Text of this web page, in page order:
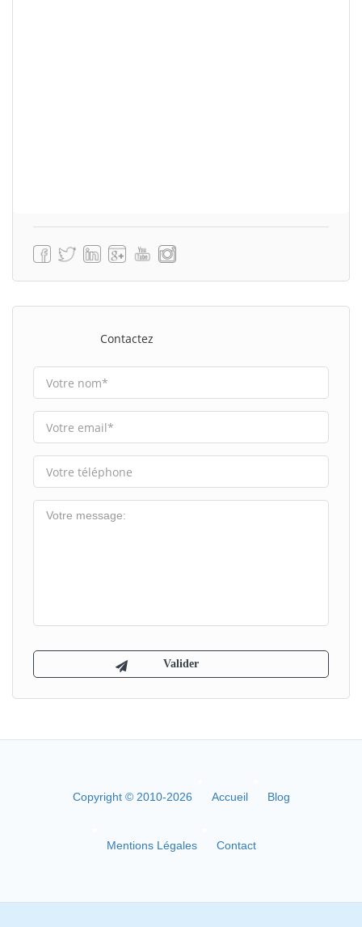
Contactez
Copyright © 2010-2026 Accueil Blog
Mentions Légales Contact